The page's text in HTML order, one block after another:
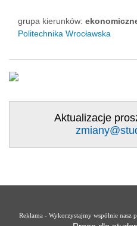
grupa kierunków:
Politechnika Wrocławska
Aktualizacje
Reklama - Wykorzystajmy wspólnie nasz